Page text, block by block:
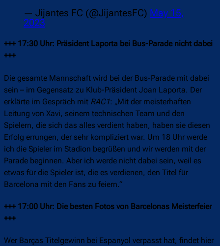
— Jijantes FC (@JijantesFC) May 15,
2023
+++ 17:30 Uhr: Präsident Laporta bei Bus-Parade nicht dabei
+++
Die gesamte Mannschaft wird bei der Bus-Parade mit dabei
sein – im Gegensatz zu Klub-Präsident Joan Laporta. Der
erklärte im Gespräch mit RAC1: „Mit der meisterhaften
Leitung von Xavi, seinem technischen Team und den
Spielern, die sich das alles verdient haben, haben sie diesen
Erfolg errungen, der sehr kompliziert war. Um 18 Uhr werde
ich die Spieler im Stadion begrüßen und wir werden mit der
Parade beginnen. Aber ich werde nicht dabei sein, weil es
etwas für die Spieler ist, die es verdienen, den Titel für
Barcelona mit den Fans zu feiern.“
+++ 17:00 Uhr: Die besten Fotos von Barcelonas Meisterfeier
+++
Wer Barças Titelgewinn bei Espanyol verpasst hat, findet hier